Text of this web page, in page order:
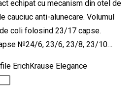
echipat cu mecanism din otel de
cauciuc anti-alunecare. Volumul
coli folosind 23/17 capse.
№24/6, 23/6, 23/8, 23/10…
ErichKrause Elegance